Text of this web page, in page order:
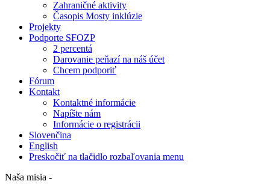
Zahraničné aktivity
Časopis Mosty inklúzie
Projekty
Podporte SFOZP
2 percentá
Darovanie peňazí na náš účet
Chcem podporiť
Fórum
Kontakt
Kontaktné informácie
Napíšte nám
Informácie o registrácii
Slovenčina
English
Preskočiť na tlačidlo rozbaľovania menu
Naša misia -